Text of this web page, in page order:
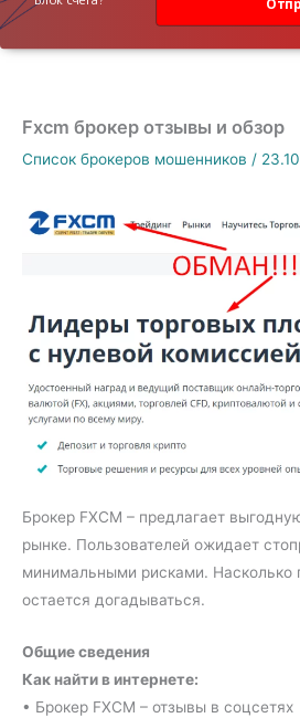
Fxcm брокер отзывы и обзор
Список брокеров мошенников /
Брокер FXCM – предлагает
рынке. Пользователей ожидает
минимальными рисками. Насколько
остается догадываться.
Общие сведения
Как найти в интернете:
• Брокер FXCM – отзывы в соцсетях